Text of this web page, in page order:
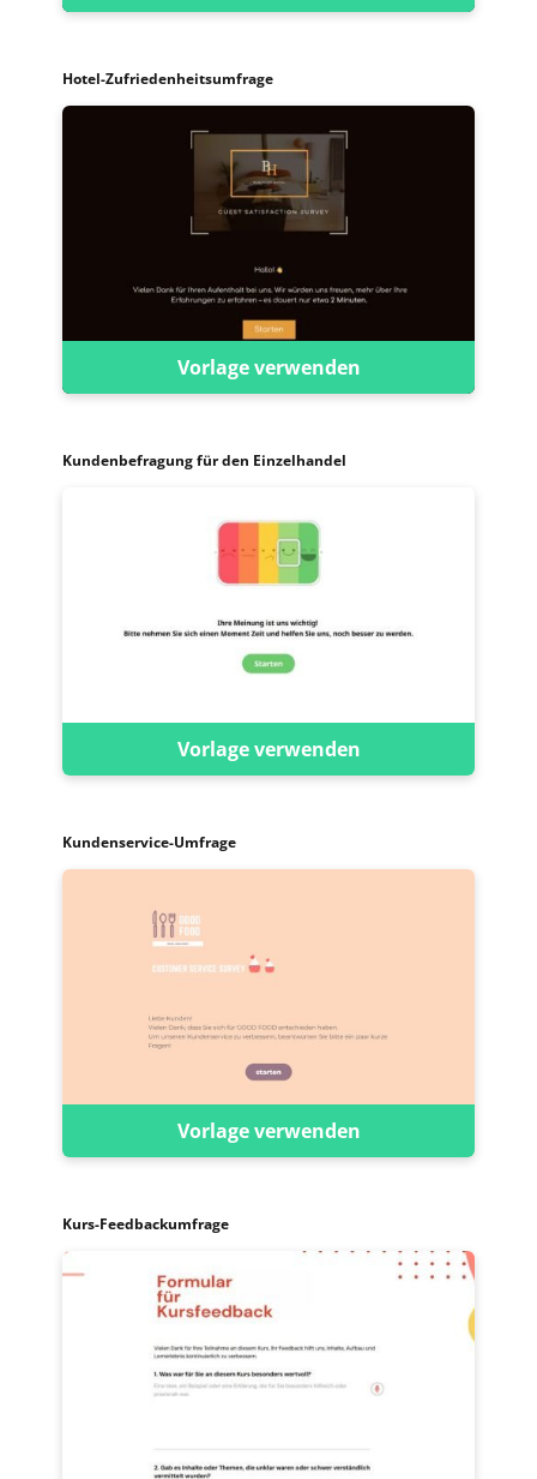
Hotel-Zufriedenheitsumfrage
Vorlage verwenden
Kundenbefragung für den Einzelhandel
Vorlage verwenden
Kundenservice-Umfrage
Vorlage verwenden
Kurs-Feedbackumfrage